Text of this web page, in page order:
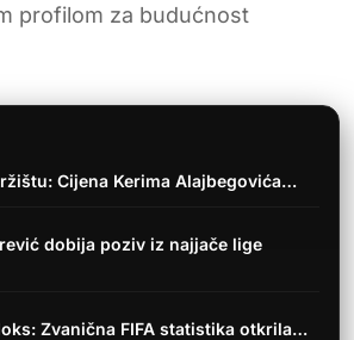
profilom za budućnost
Cijena Kerima Alajbegovića…
dobija poziv iz najjače lige
Zvanična FIFA statistika otkrila…